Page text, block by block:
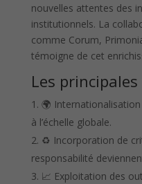
nouvelles attentes des
institutionnels. La
comme Corum,
témoigne de cet
Les
🌍
à l’échelle globale.
♻️ Incorporation de
responsabilité
📈 Exploitation des